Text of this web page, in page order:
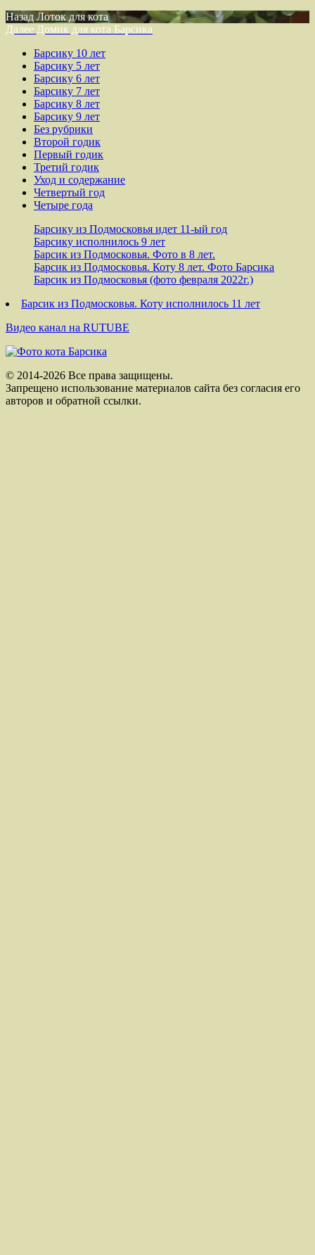
Навигация
по
записям
НазадПредыдущая
запись:
Лоток для кота
Далее Следующая
Домик для кота Барсика
Барсику 10 лет
Барсику 5 лет
Барсику 6 лет
Барсику 7 лет
Барсику 8 лет
Барсику 9 лет
Без рубрики
Второй годик
Первый годик
Третий годик
Уход и содержание
Четвертый год
Четыре года
Барсику из Подмосковья идет 11-ый год
Барсику исполнилось 9 лет
Барсик из Подмосковья. Фото в 8 лет.
Барсик из Подмосковья. Коту 8 лет. Фото Барсика
Барсик из Подмосковья (фото февраля 2022г.)
Барсик из Подмосковья. Коту исполнилось 11 лет
Видео канал на RUTUBE
© 2014-2026 Все права защищены.
Запрещено использование материалов сайта без согласия его
авторов и обратной ссылки.